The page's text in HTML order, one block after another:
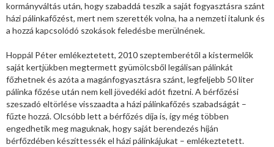
kormányváltás után, hogy szabaddá teszik a saját fogyasztásra szánt
házi pálinkafőzést, mert nem szerették volna, ha a nemzeti italunk és
a hozzá kapcsolódó szokások feledésbe merülnének.
Hoppál Péter emlékeztetett, 2010 szeptemberétől a kistermelők
saját kertjükben megtermett gyümölcsből legálisan pálinkát
főzhetnek és azóta a magánfogyasztásra szánt, legfeljebb 50 liter
pálinka főzése után nem kell jövedéki adót fizetni. A bérfőzési
szeszadó eltörlése visszaadta a házi pálinkafőzés szabadságát –
fűzte hozzá. Olcsóbb lett a bérfőzés díja is, így még többen
engedhetik meg maguknak, hogy saját berendezés híján
bérfőzdében készíttessék el házi pálinkájukat – emlékeztetett.